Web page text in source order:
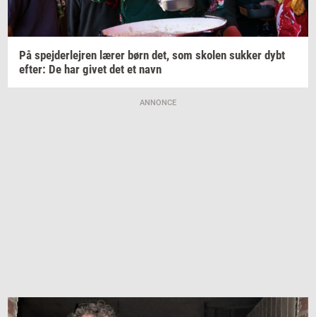
På spej­der­lej­ren lærer børn det, som sko­len suk­ker dybt
efter: De har givet det et navn
ANNONCE